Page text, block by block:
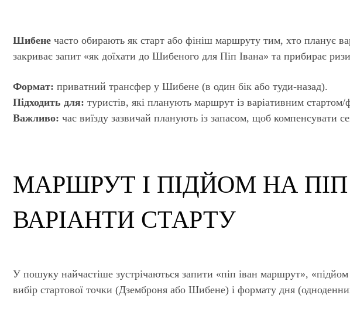
Шибене часто обирають як старт або фініш маршруту тим, хто планує
закриває запит «як доїхати до Шибеного для Піп Івана» та прибирає
Формат: приватний трансфер у Шибене (в один бік або туди-назад).
Підходить для: туристів, які планують маршрут із варіативним
Важливо: час виїзду зазвичай планують із запасом, щоб компенсувати
МАРШРУТ І ПІДЙОМ НА ПІП
ВАРІАНТИ СТАРТУ
У пошуку найчастіше зустрічаються запити «піп іван маршрут»,
вибір стартової точки (Дземброня або Шибене) і формату дня